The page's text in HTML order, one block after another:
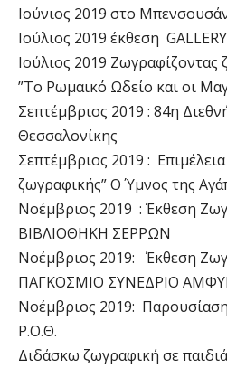
Ιούνιος 2019 στο
Iούλιος 2019 έκθεση
Iούλιος 2019 Ζωγραφίζοντας
”Το Ρωμαικό Ωδείο και οι
Σεπτέμβριος 2019 : 84η
Θεσσαλονίκης
Σεπτέμβριος 2019 :
ζωγραφικής” O Ύμνος της
Nοέμβριος 2019 : Έκθεση
ΒΙΒΛΙΟΘΗΚΗ ΣΕΡΡΩΝ
Nοέμβριος 2019: Έκθεση
ΠΑΓΚΟΣΜΙΟ ΣΥΝΕΔΡΙΟ
Nοέμβριος 2019:
Ρ.Ο.Θ.
Διδάσκω ζωγραφική σε